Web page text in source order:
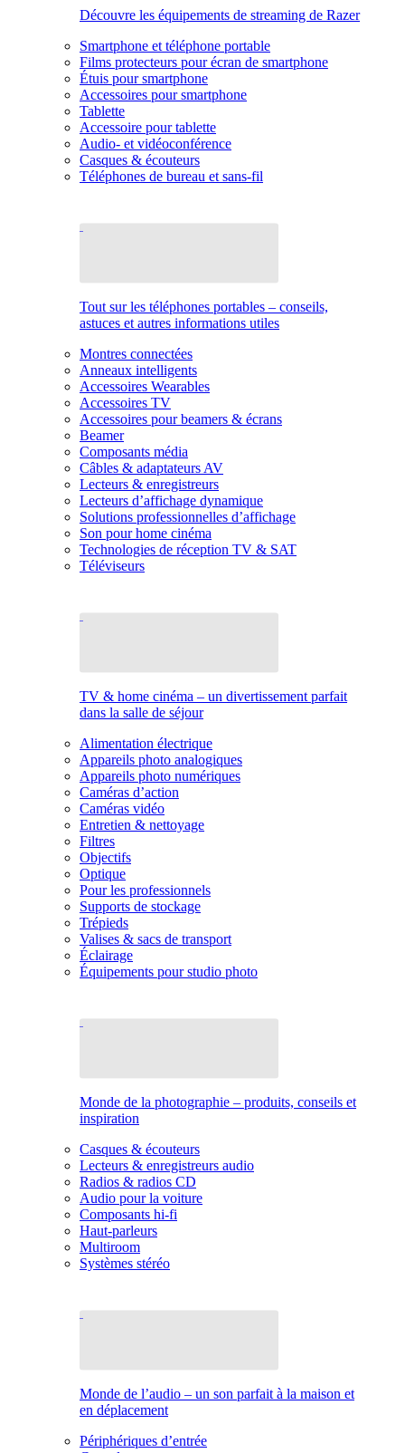
Découvre les équipements de streaming de Razer
Smartphone et téléphone portable
Films protecteurs pour écran de smartphone
Étuis pour smartphone
Accessoires pour smartphone
Tablette
Accessoire pour tablette
Audio- et vidéoconférence
Casques & écouteurs
Téléphones de bureau et sans-fil
Tout sur les téléphones portables – conseils,
astuces et autres informations utiles
Montres connectées
Anneaux intelligents
Accessoires Wearables
Accessoires TV
Accessoires pour beamers & écrans
Beamer
Composants média
Câbles & adaptateurs AV
Lecteurs & enregistreurs
Lecteurs d’affichage dynamique
Solutions professionnelles d’affichage
Son pour home cinéma
Technologies de réception TV & SAT
Téléviseurs
TV & home cinéma – un divertissement parfait
dans la salle de séjour
Alimentation électrique
Appareils photo analogiques
Appareils photo numériques
Caméras d’action
Caméras vidéo
Entretien & nettoyage
Filtres
Objectifs
Optique
Pour les professionnels
Supports de stockage
Trépieds
Valises & sacs de transport
Éclairage
Équipements pour studio photo
Monde de la photographie – produits, conseils et
inspiration
Casques & écouteurs
Lecteurs & enregistreurs audio
Radios & radios CD
Audio pour la voiture
Composants hi-fi
Haut-parleurs
Multiroom
Systèmes stéréo
Monde de l’audio – un son parfait à la maison et
en déplacement
Périphériques d’entrée